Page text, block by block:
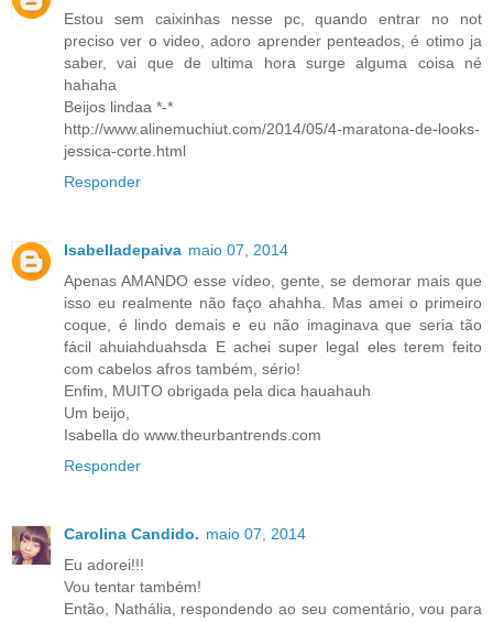
Estou sem caixinhas nesse pc, quando entrar no not
preciso ver o video, adoro aprender penteados, é otimo ja
saber, vai que de ultima hora surge alguma coisa né
hahaha
Beijos lindaa *-*
http://www.alinemuchiut.com/2014/05/4-maratona-de-looks-
jessica-corte.html
Responder
Isabelladepaiva maio 07, 2014
Apenas AMANDO esse vídeo, gente, se demorar mais que
isso eu realmente não faço ahahha. Mas amei o primeiro
coque, é lindo demais e eu não imaginava que seria tão
fácil ahuiahduahsda E achei super legal eles terem feito
com cabelos afros também, sério!
Enfim, MUITO obrigada pela dica hauahauh
Um beijo,
Isabella do www.theurbantrends.com
Responder
Carolina Candido. maio 07, 2014
Eu adorei!!!
Vou tentar também!
Então, Nathália, respondendo ao seu comentário, vou para